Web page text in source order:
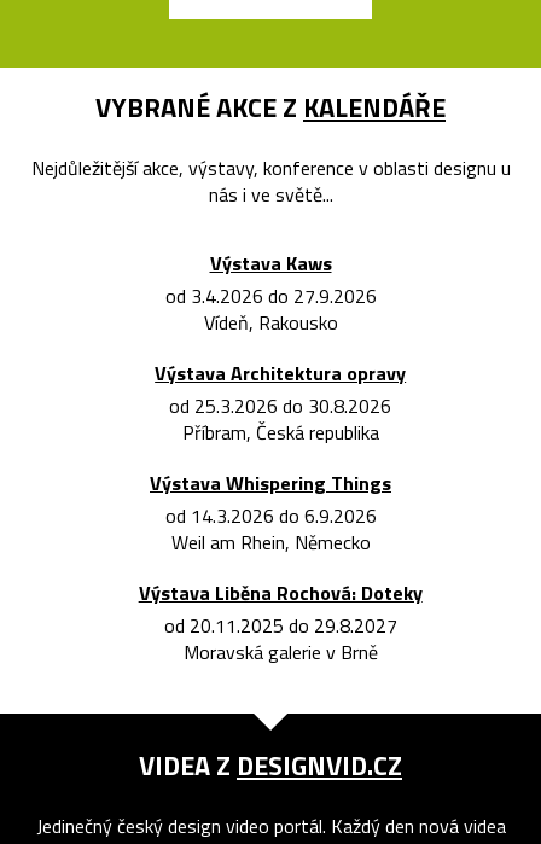
VYBRANÉ AKCE Z KALENDÁŘE
Nejdůležitější akce, výstavy, konference v oblasti designu u
nás i ve světě...
Výstava Kaws
od 3.4.2026 do 27.9.2026
Vídeň, Rakousko
Výstava Architektura opravy
od 25.3.2026 do 30.8.2026
Příbram, Česká republika
Výstava Whispering Things
od 14.3.2026 do 6.9.2026
Weil am Rhein, Německo
Výstava Liběna Rochová: Doteky
od 20.11.2025 do 29.8.2027
Moravská galerie v Brně
VIDEA Z DESIGNVID.CZ
Jedinečný český design video portál. Každý den nová videa